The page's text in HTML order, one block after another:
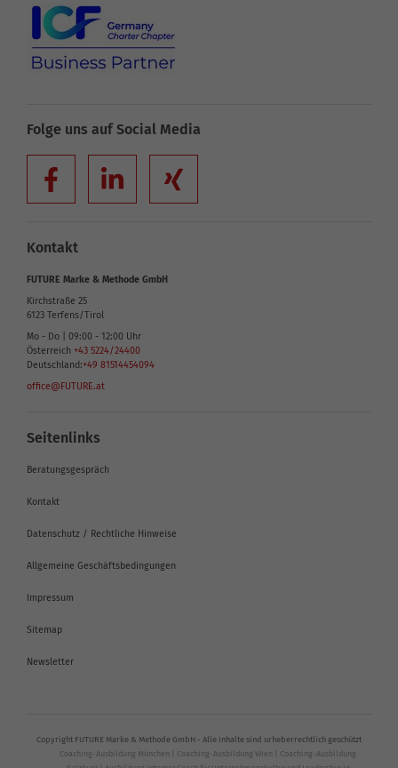
Folge uns auf Social Media
Kontakt
FUTURE Marke & Methode GmbH
Kirchstraße 25
6123 Terfens/Tirol
Mo - Do | 09:00 - 12:00 Uhr
Österreich +43 5224/24400
Deutschland:+49 81514454094
office@FUTURE.at
Seitenlinks
Beratungsgespräch
Kontakt
Datenschutz / Rechtliche Hinweise
Allgemeine Geschäftsbedingungen
Impressum
Sitemap
Newsletter
Copyright FUTURE Marke & Methode GmbH - Alle Inhalte sind urheberrechtlich geschützt
Coaching-Ausbildung München Coaching-Ausbildung Wien
Coaching-Ausbildung